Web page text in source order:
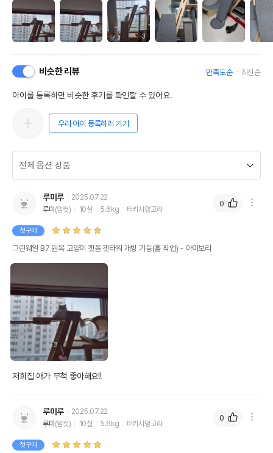
3
비슷한 리뷰 만족도순 최신순
아이를 등록하면 비슷한 후기를 확인할 수 있어요.
우리 아이 등록하러 가기
루미루
2025.07.22
루미 (암컷) 10살 5.6kg 터키시앙고라
첫구매
그린웨일 B7 원목 고양이 캣폴 캣타워 개방 기둥(홀 작업) - 아이보리
저희집 애가 무척 좋아해요!!
0
루미루
2025.07.22
루미 (암컷) 10살 5.6kg 터키시앙고라
첫구매
0